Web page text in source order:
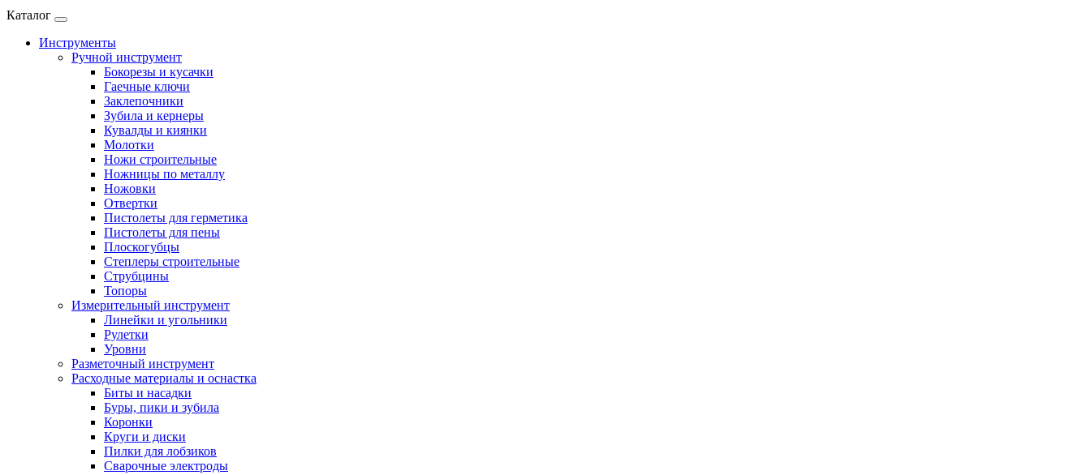
Каталог
Инструменты
Ручной инструмент
Бокорезы и кусачки
Гаечные ключи
Заклепочники
Зубила и кернеры
Кувалды и киянки
Молотки
Ножи строительные
Ножницы по металлу
Ножовки
Отвертки
Пистолеты для герметика
Пистолеты для пены
Плоскогубцы
Степлеры строительные
Струбцины
Топоры
Измерительный инструмент
Линейки и угольники
Рулетки
Уровни
Разметочный инструмент
Расходные материалы и оснастка
Биты и насадки
Буры, пики и зубила
Коронки
Круги и диски
Пилки для лобзиков
Сварочные электроды